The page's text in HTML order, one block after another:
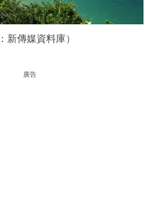
新傳媒資料庫）
廣告